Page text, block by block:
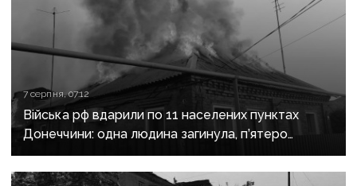
7 серпня, 07:12
Війська рф вдарили по 11 населених пунктах
Донеччини: одна людина загинула, п’ятеро
поранені